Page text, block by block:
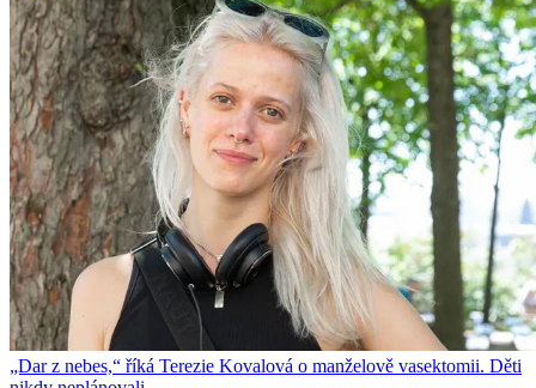
„Dar z nebes,“ říká Terezie Kovalová o manželově vasektomii. Děti